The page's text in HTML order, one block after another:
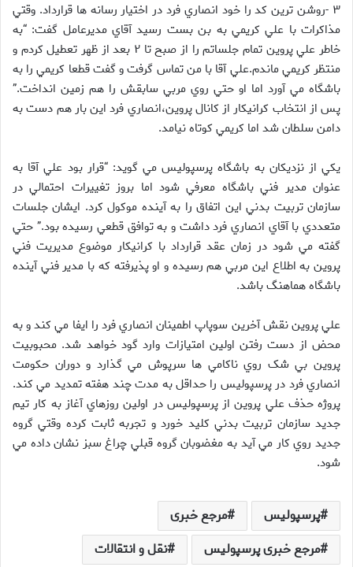
۳ -روشن ترين کد را خود انصاري فرد در اختيار رسانه ها قرارداد. وقتي
مذاکرات با علي کريمي به بن بست رسيد آقاي مديرعامل گفت: “به
خاطر علي پروين تمام جلساتم را از صبح تا ۲ بعد از ظهر تعطيل کردم و
منتظر کريمي ماندم.علي آقا با من تماس گرفت و گفت قطعا کريمي را به
باشگاه مي آورد اما او حتي روي مربي سابقش را هم زمين انداخت.”
پس از انتخاب کرانيکار از کانال پروين،انصاري فرد اين بار هم دست به
دامن سلطان شد اما کريمي کوتاه نيامد.
يکي از نزديکان به باشگاه پرسپوليس مي گويد: “قرار بود علي آقا به
عنوان مدير فني باشگاه معرفي شود اما بروز تغييرات احتمالي در
سازمان تربيت بدني اين اتفاق را به آينده موکول کرد. ايشان جلسات
متعددي با آقاي انصاري فرد داشت و به توافق قطعي رسيده بود.” حتي
گفته مي شود در زمان عقد قرارداد با کرانيکار موضوع مديريت فني
پروين به اطلاع اين مربي هم رسيده و او پذيرفته که با مدير فني آينده
باشگاه هماهنگ باشد.
علي پروين نقش آخرين سوپاپ اطمينان انصاري فرد را ايفا مي کند و به
محض از دست رفتن اولين امتيازات وارد گود خواهد شد. محبوبيت
پروين بي شک روي ناکامي ها سرپوش مي گذارد و دوران حکومت
انصاري فرد در پرسپوليس را حداقل به مدت چند هفته تمديد مي کند.
پروژه حذف علي پروين از پرسپوليس در اولين روزهاي آغاز به کار تيم
جديد سازمان تربيت بدني کليد خورد و تجربه ثابت کرده وقتي گروه
جديد روي کار مي آيد به مغضوبان گروه قبلي چراغ سبز نشان داده مي
شود.
پرسپولیس
مرجع خبری
مرجع خبری پرسپولیس
نقل و انتقالات